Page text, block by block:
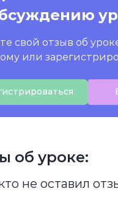
свой отзыв об
или
об уроке:
не оставил